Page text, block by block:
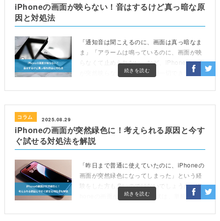
iPhoneの画面が映らない！音はするけど真っ暗な原
因と対処法
続きを読む
「通知音は聞こえるのに、画面は真っ暗なま
ま」「アラームは鳴っているのに、画面が映
らなくて止められない」など、iPhoneの画面
が突然映らなくなり、操作が一切できずに困
本記事では、 […]
iPhoneの画面が突然緑色に！考えられる原因と今す
ぐ試せる対処法を解説
コラム 2025.08.29
続きを読む
「昨日まで普通に使えていたのに、iPhoneの
画面が突然緑色になってしまった」という経
験をした方も多いのではないでしょうか。iP
honeの画面が緑色になる症状は、単純な一時
で、さま […]